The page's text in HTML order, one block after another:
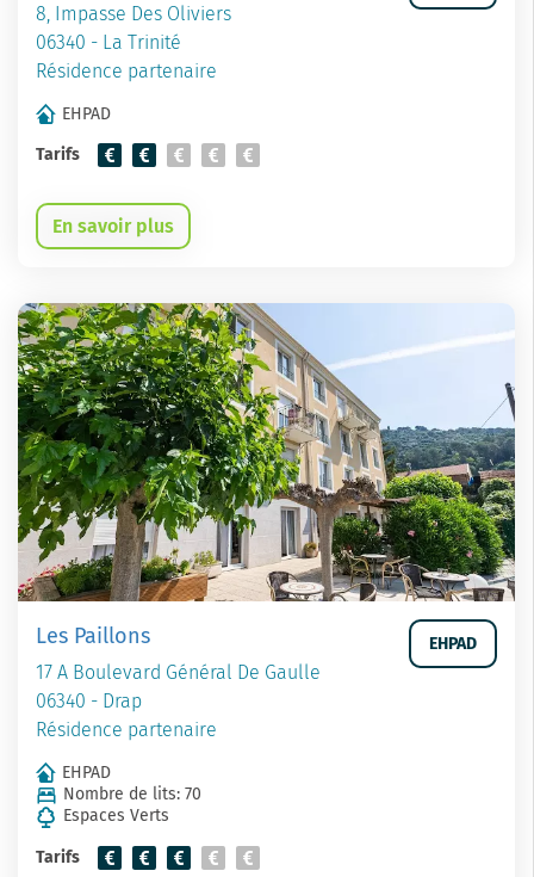
8, Impasse Des Oliviers
06340 - La Trinité
Résidence partenaire
EHPAD
Tarifs
En savoir plus
Les Paillons
17 A Boulevard Général De Gaulle
06340 - Drap
Résidence partenaire
EHPAD
EHPAD
Nombre de lits: 70
Espaces Verts
Tarifs